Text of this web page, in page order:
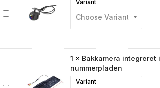
Bakkamera
Variant
1 × Bakkamera integreret i
nummerpladen
Variant